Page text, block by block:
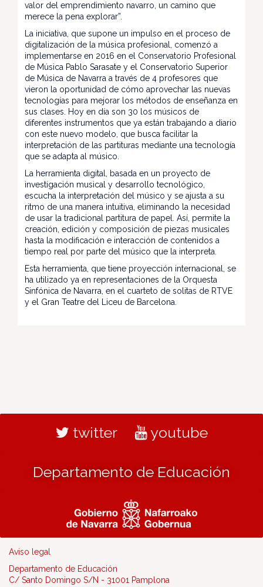
valor del emprendimiento navarro, un camino que
merece la pena explorar”.
La iniciativa, que supone un impulso en el proceso de
digitalización de la música profesional, comenzó a
implementarse en 2016 en el Conservatorio Profesional
de Música Pablo Sarasate y el Conservatorio Superior
de Música de Navarra a través de 4 profesores que
vieron la oportunidad de cómo aprovechar las nuevas
tecnologías para mejorar los métodos de enseñanza en
sus clases. Hoy en día son 30 los músicos de
diferentes instrumentos que ya están trabajando a diario
con este nuevo modelo, que busca facilitar la
interpretación de las partituras mediante una tecnología
que se adapta al músico.
La herramienta digital, basada en un proyecto de
investigación musical y desarrollo tecnológico,
escucha la interpretación del músico y se ajusta a su
ritmo de una manera intuitiva, eliminando la necesidad
de usar la tradicional partitura de papel. Así, permite la
creación, edición y composición de piezas musicales
hasta la modificación e interacción de contenidos a
tiempo real por parte del músico que la interpreta.
Esta herramienta, que tiene proyección internacional, se
ha utilizado ya en representaciones de la Orquesta
Sinfónica de Navarra, en el cuarteto de solitas de RTVE
y el Gran Teatre del Liceu de Barcelona.
twitter youtube
Departamento de Educación
Aviso legal
Departamento de Educación
C/ Santo Domingo S/N - 31001 Pamplona